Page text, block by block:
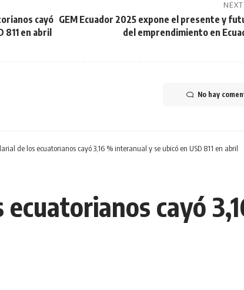
cayó
811 en abril
GEM Ecuador 2025 expone el presente y
del emprendimiento en
No hay
de los ecuatorianos cayó 3,16 % interanual y se ubicó en USD 811 en abril
cayó